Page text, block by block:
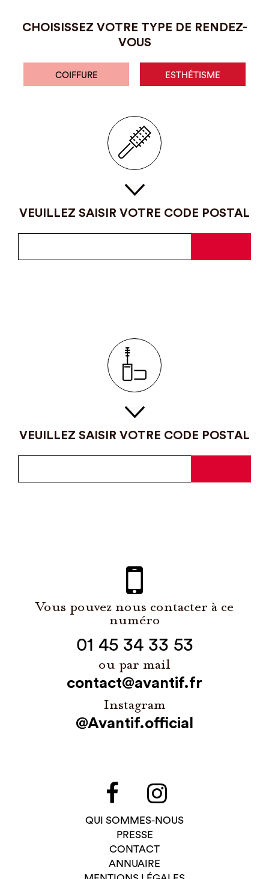
CHOISISSEZ VOTRE TYPE DE RENDEZ-
VOUS
COIFFURE ESTHÉTISME
VEUILLEZ SAISIR VOTRE CODE POSTAL
VEUILLEZ SAISIR VOTRE CODE POSTAL
Vous pouvez nous contacter à ce
numéro
01 45 34 33 53
ou par mail
contact@avantif.fr
Instagram
@Avantif.official
QUI SOMMES-NOUS
PRESSE
CONTACT
ANNUAIRE